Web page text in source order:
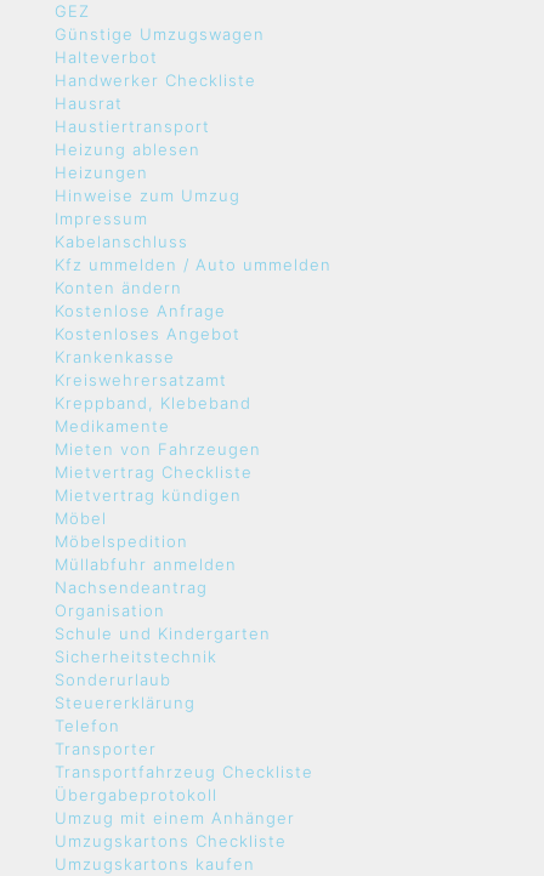
GEZ
Günstige Umzugswagen
Halteverbot
Handwerker Checkliste
Hausrat
Haustiertransport
Heizung ablesen
Heizungen
Hinweise zum Umzug
Impressum
Kabelanschluss
Kfz ummelden / Auto ummelden
Konten ändern
Kostenlose Anfrage
Kostenloses Angebot
Krankenkasse
Kreiswehrersatzamt
Kreppband, Klebeband
Medikamente
Mieten von Fahrzeugen
Mietvertrag Checkliste
Mietvertrag kündigen
Möbel
Möbelspedition
Müllabfuhr anmelden
Nachsendeantrag
Organisation
Schule und Kindergarten
Sicherheitstechnik
Sonderurlaub
Steuererklärung
Telefon
Transporter
Transportfahrzeug Checkliste
Übergabeprotokoll
Umzug mit einem Anhänger
Umzugskartons Checkliste
Umzugskartons kaufen